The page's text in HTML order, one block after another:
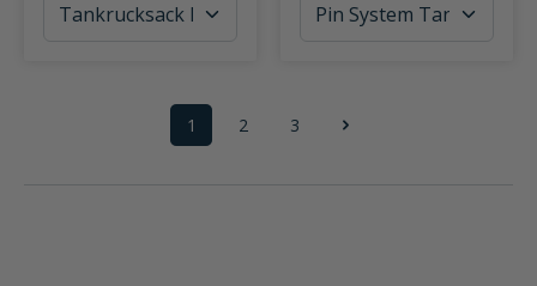
Seite
1 Seite
2 Seite
3